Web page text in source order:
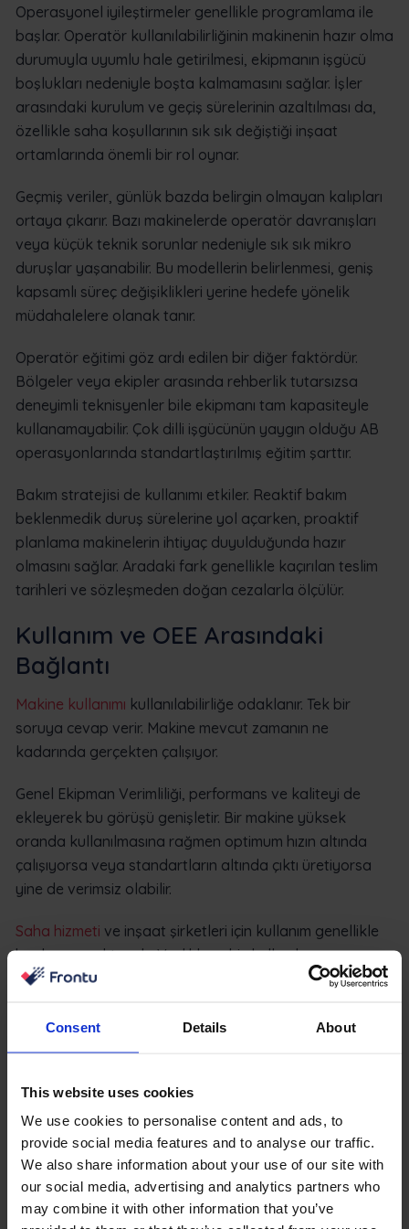
Consent Details About
This website uses cookies
We use cookies to personalise content and ads, to
provide social media features and to analyse our traffic.
We also share information about your use of our site with
our social media, advertising and analytics partners who
may combine it with other information that you’ve
Operasyonel iyileştirmeler genellikle programlama ile
başlar. Operatör kullanılabilirliğinin makinenin hazır olma
durumuyla uyumlu hale getirilmesi, ekipmanın işgücü
boşlukları nedeniyle boşta kalmamasını sağlar. İşler
arasındaki kurulum ve geçiş sürelerinin azaltılması da,
özellikle saha koşullarının sık sık değiştiği inşaat
ortamlarında önemli bir rol oynar.
Geçmiş veriler, günlük bazda belirgin olmayan kalıpları
ortaya çıkarır. Bazı makinelerde operatör davranışları
veya küçük teknik sorunlar nedeniyle sık sık mikro
duruşlar yaşanabilir. Bu modellerin belirlenmesi, geniş
kapsamlı süreç değişiklikleri yerine hedefe yönelik
müdahalelere olanak tanır.
Operatör eğitimi göz ardı edilen bir diğer faktördür.
Bölgeler veya ekipler arasında rehberlik tutarsızsa
deneyimli teknisyenler bile ekipmanı tam kapasiteyle
kullanamayabilir. Çok dilli işgücünün yaygın olduğu AB
operasyonlarında standartlaştırılmış eğitim şarttır.
Bakım stratejisi de kullanımı etkiler. Reaktif bakım
beklenmedik duruş sürelerine yol açarken, proaktif
planlama makinelerin ihtiyaç duyulduğunda hazır
olmasını sağlar. Aradaki fark genellikle kaçırılan teslim
tarihleri ve sözleşmeden doğan cezalarla ölçülür.
Kullanım ve OEE Arasındaki
Bağlantı
Makine kullanımı kullanılabilirliğe odaklanır. Tek bir
soruya cevap verir. Makine mevcut zamanın ne
kadarında gerçekten çalışıyor.
Genel Ekipman Verimliliği, performans ve kaliteyi de
ekleyerek bu görüşü genişletir. Bir makine yüksek
oranda kullanılmasına rağmen optimum hızın altında
çalışıyorsa veya standartların altında çıktı üretiyorsa
yine de verimsiz olabilir.
Saha hizmeti ve inşaat şirketleri için kullanım genellikle
başlangıç noktasıdır. Varlıkların hiç kullanılıp
kullanılmadığını vurgular. OEE daha sonra bu aktif
göstererek analizi geliştirir.
etmenin ötesine geçer. İster tamamlanmış hizmet işleri,
ister işlenmiş malzemeler veya proje kilometre taşları
olsun, her çalışma saatinin ölçülebilir çıktıya katkıda
bulunmasını sağlamayı amaçlarlar.
Frontu ile Makine Kullanımını